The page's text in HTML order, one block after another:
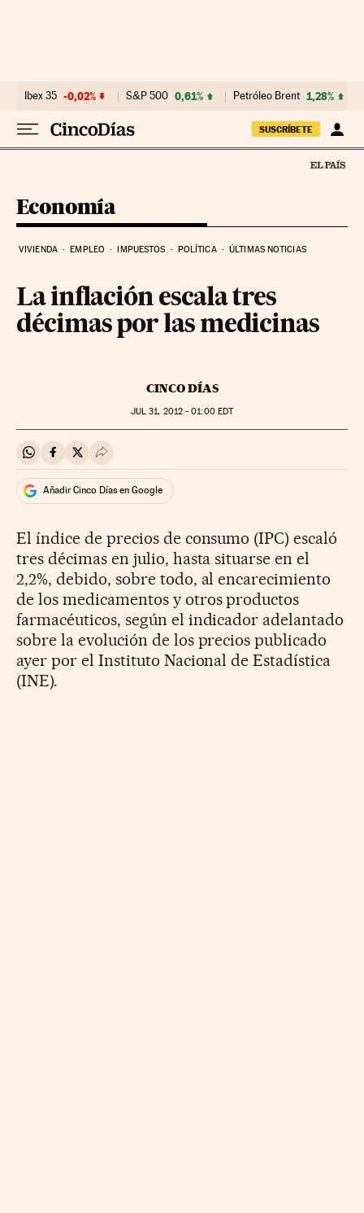
Ibex 35 -0,02% S&P 500 0,61% Petróleo Brent 1,28%
SUSCRÍBETE
Economía
VIVIENDA EMPLEO IMPUESTOS POLÍTICA ÚLTIMAS NOTICIAS
La inflación escala tres
décimas por las medicinas
CINCO DÍAS
JUL 31, 2012 - 01:00EDT
Compartir en Whatsapp
Compartir en Facebook
Compartir en Twitter
Desplegar Redes Sociales
Añadir Cinco Días en Google
El índice de precios de consumo (IPC) escaló
tres décimas en julio, hasta situarse en el
2,2%, debido, sobre todo, al encarecimiento
de los medicamentos y otros productos
farmacéuticos, según el indicador adelantado
sobre la evolución de los precios publicado
ayer por el Instituto Nacional de Estadística
(INE).